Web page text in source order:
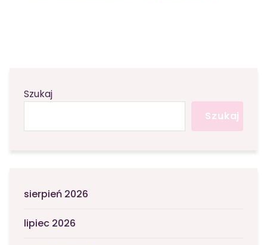
Szukaj
Szukaj
sierpień 2026
lipiec 2026